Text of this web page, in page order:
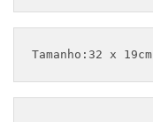
Tamanho:32 x 19cm